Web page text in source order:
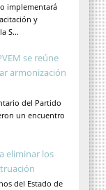
implementará
y
S...
se reúne
armonización
del Partido
un encuentro
eliminar los
del Estado de